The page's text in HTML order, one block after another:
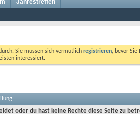
Jahrestreffen
Sie müssen sich vermutlich registrieren, bevor Sie
interessiert.
oder du hast keine Rechte diese Seite zu